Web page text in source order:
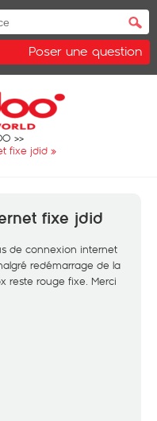
Poser une question
fixe jdid »
fixe jdid
de connexion internet
redémarrage de la
reste rouge fixe. Merci